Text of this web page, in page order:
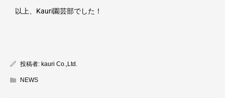
以上、 Kauri園芸部でした！
投稿者: kauri Co.,Ltd.
NEWS